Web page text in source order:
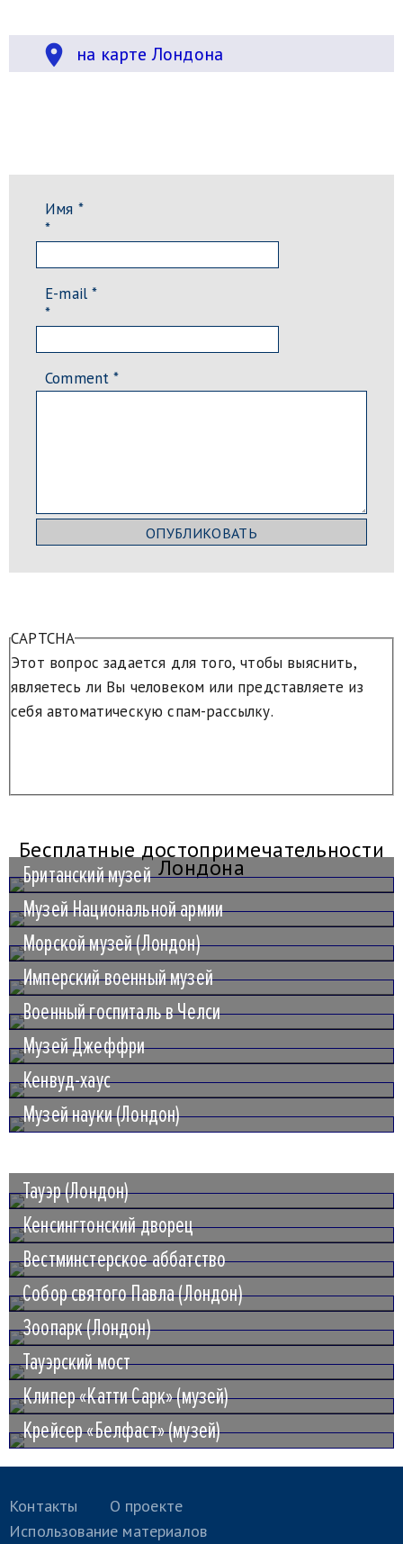
location_on на карте Лондона
Имя *
*
E-mail *
*
Comment*
CAPTCHA
Этот вопрос задается для того, чтобы выяснить,
являетесь ли Вы человеком или представляете из
себя автоматическую спам-рассылку.
Бесплатные достопримечательности
Лондона
Британский музей
Музей Национальной армии
Морской музей (Лондон)
Имперский военный музей
Военный госпиталь в Челси
Музей Джеффри
Кенвуд-хаус
Музей науки (Лондон)
Тауэр (Лондон)
Кенсингтонский дворец
Вестминстерское аббатство
Собор святого Павла (Лондон)
Зоопарк (Лондон)
Тауэрский мост
Клипер «Катти Сарк» (музей)
Крейсер «Белфаст» (музей)
Контакты
О проекте
Использование материалов